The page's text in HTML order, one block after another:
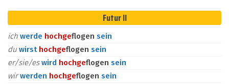
Futur II
ich werde hochgeflogen sein
du wirst hochgeflogen sein
er/sie/eswird hochgeflogen sein
wirwerden hochgeflogen sein